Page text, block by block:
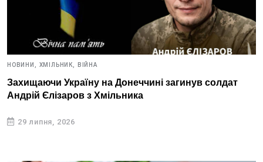
НОВИНИ, ХМІЛЬНИК, ВІЙНА
Захищаючи Україну на Донеччині загинув солдат
Андрій Єлізаров з Хмільника
29 липня, 2026